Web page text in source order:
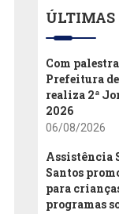
ÚLTIMAS
Com
Prefeitura
realiza 2ª
2026
06/08/2026
Assistência
Santos
para
programas